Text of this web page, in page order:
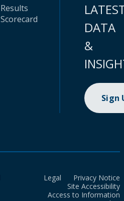
Results
Scorecard
DATA
&
Sign
Legal
Privacy Notice
Site Accessibility
Access to Information